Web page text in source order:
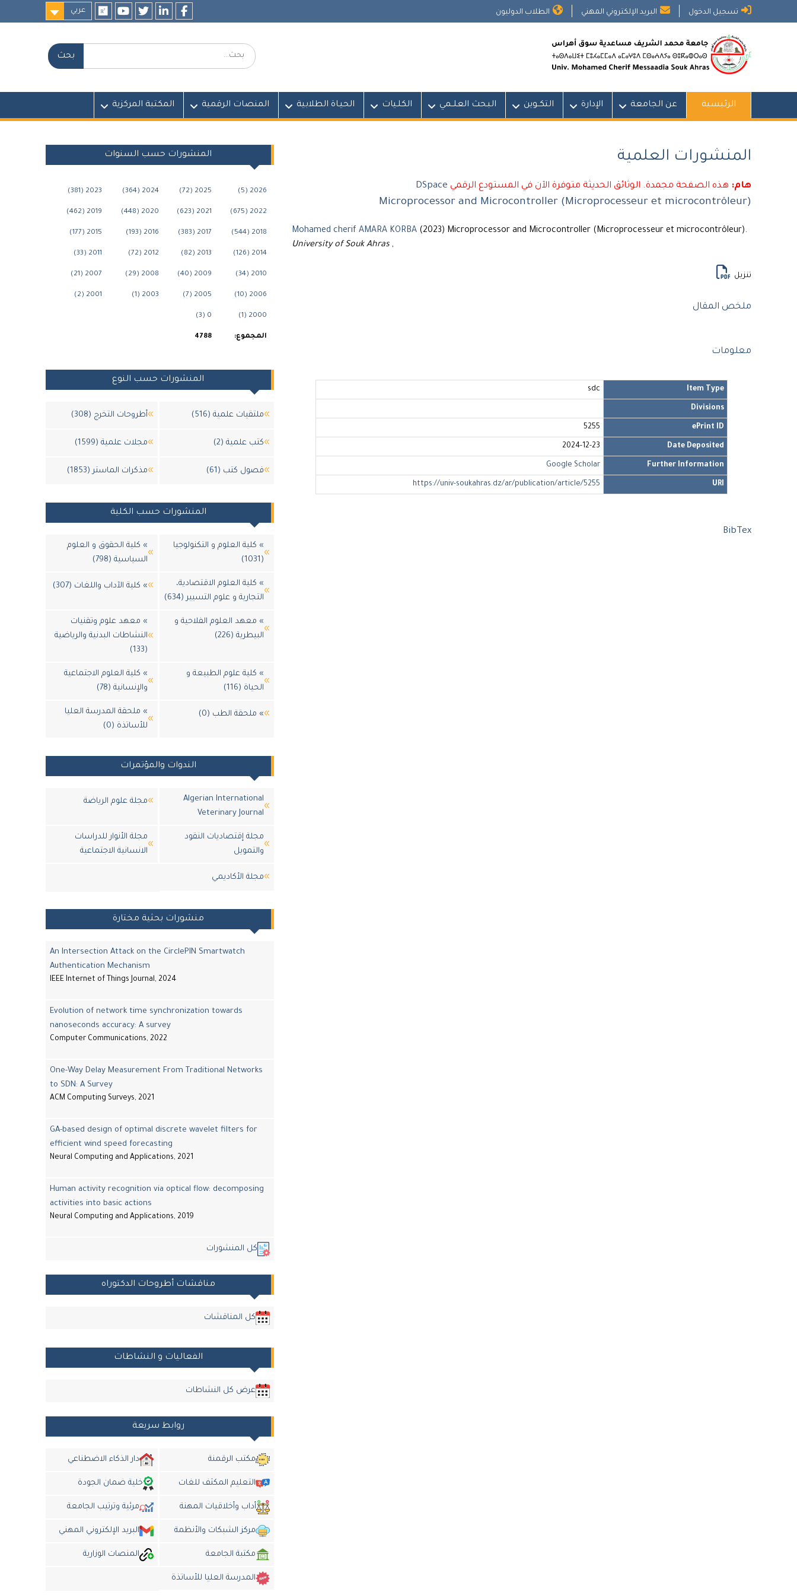
تسجيل الدخول البريد الإلكتروني المهني الطلاب الدوليون
عربي
بحث:
الرئيسية عن الجامعة الإدارة التكــوين البـحث العلــمي الكلـيات الحيـاة الطلابية المنصات الرقمية المكتبة المركزية
المنشورات العلمية
هام: هذه الصفحة مجمدة. الوثائق الحديثة متوفرة الآن في المستودع الرقمي DSpace
Microprocessor and Microcontroller (Microprocesseur et microcontrôleur)
Mohamed cherif AMARA KORBA(2023) Microprocessor and Microcontroller (Microprocesseur et microcontrôleur).
University of Souk Ahras,
تنزيل
ملخص المقال
معلومات
Item Type
sdc
Divisions
ePrint ID
5255
Date Deposited
2024-12-23
Further Information
Google Scholar
URI
https://univ-soukahras.dz/ar/publication/article/5255
BibTex
المنشورات حسب السنوات
2026 (5)
2025 (72)
2024 (364)
2023 (381)
2022 (675)
2021 (623)
2020 (448)
2019 (462)
2018 (544)
2017 (383)
2016 (193)
2015 (177)
2014 (126)
2013 (82)
2012 (72)
2011 (33)
2010 (34)
2009 (40)
2008 (29)
2007 (21)
2006 (10)
2005 (7)
2003 (1)
2001 (2)
2000 (1)
0 (3)
المجموع: 4788
المنشورات حسب النوع
ملتقيات علمية (516) أطروحات التخرج (308)
كتب علمية (2) مجلات علمية (1599)
فصول كتب (61) مذكرات الماستر (1853)
المنشورات حسب الكلية
» كلية العلوم و التكنولوجيا
(1031)
» كلية الحقوق و العلوم
السياسية (798)
» كلية العلوم الاقتصادية،
التجارية و علوم التسيير (634)
» كلية الآداب واللغات (307)
» معهد العلوم الفلاحية و
البيطرية (226)
» معهد علوم وتقنيات
النشاطات البدنية والرياضية
(133)
» كلية علوم الطبيعة و
الحياة (116)
» كلية العلوم الاجتماعية
والإنسانية (78)
» ملحقة الطب (0)
» ملحقة المدرسة العليا
للأساتذة (0)
الندوات والمؤتمرات
Algerian International
Veterinary Journal
مجلة علوم الرياضة
مجلة إقتصاديات النقود
والتمويل
مجلة الأنوار للدراسات
الانسانية الاجتماعية
مجلة اﻷكاديمي
منشورات بحثية مختارة
An Intersection Attack on the CirclePIN Smartwatch
Authentication Mechanism
IEEE Internet of Things Journal, 2024
Evolution of network time synchronization towards
nanoseconds accuracy: A survey
Computer Communications, 2022
One-Way Delay Measurement From Traditional Networks
to SDN: A Survey
ACM Computing Surveys, 2021
GA-based design of optimal discrete wavelet filters for
efficient wind speed forecasting
Neural Computing and Applications, 2021
Human activity recognition via optical flow: decomposing
activities into basic actions
Neural Computing and Applications, 2019
كل المنشورات
مناقشات أطروحات الدكتوراه
كل المناقشات
الفعاليات و النشاطات
عرض كل النشاطات
روابط سريعة
مكتب الرقمنة دار الذكاء الاضطناعي
التعليم المكثف للغات خلية ضمان الجودة
أداب وأخلاقيات المهنة مرئية وترتيب الجامعة
مركز الشبكات والأنظمة البريد الإلكتروني المهني
مكتبة الجامعة المنصات الوزارية
المدرسة العليا للأساتذة